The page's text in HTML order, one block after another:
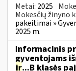
Metai: 2025
Mokesčių žinyno
pakeitimai »
2025 m.
Informacinis
gyventojams
ir...B klasės